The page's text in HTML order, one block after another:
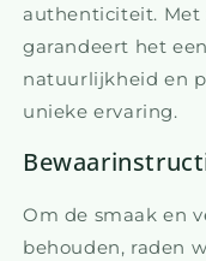
authenticiteit. Met
garandeert het
natuurlijkheid en
unieke ervaring.
Om de smaak en
behouden, raden